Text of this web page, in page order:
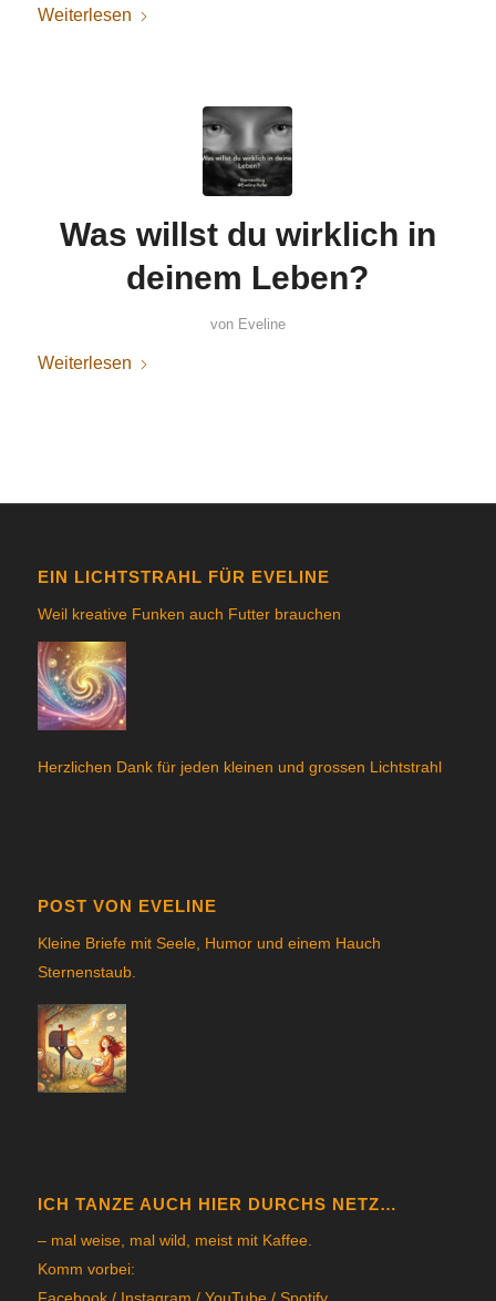
Weiterlesen
Was willst du wirklich in
deinem Leben?
von Eveline
Weiterlesen
EIN LICHTSTRAHL FÜR EVELINE
Weil kreative Funken auch Futter brauchen
Herzlichen Dank für jeden kleinen und grossen Lichtstrahl
POST VON EVELINE
Kleine Briefe mit Seele, Humor und einem Hauch
Sternenstaub.
ICH TANZE AUCH HIER DURCHS NETZ…
– mal weise, mal wild, meist mit Kaffee.
Komm vorbei: